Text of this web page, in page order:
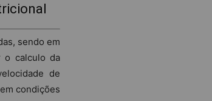
sendo em
o calculo da
de
condições